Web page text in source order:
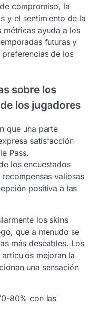
compromiso, la
y el sentimiento de la
métricas ayuda a los
futuras y
de los
sobre los
los jugadores
que una parte
satisfacción
Pass.
los encuestados
valiosas
positiva a las
los skins
que a menudo se
más deseables. Los
mejoran la
una sensación
80% con las